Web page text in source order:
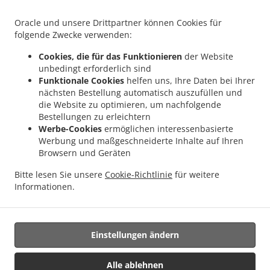
Oracle und unsere Drittpartner können Cookies für
folgende Zwecke verwenden:
Cookies, die für das Funktionieren der Website
unbedingt erforderlich sind
Funktionale Cookies helfen uns, Ihre Daten bei Ihrer
nächsten Bestellung automatisch auszufüllen und
die Website zu optimieren, um nachfolgende
Bestellungen zu erleichtern
Werbe-Cookies ermöglichen interessenbasierte
Werbung und maßgeschneiderte Inhalte auf Ihren
Browsern und Geräten
Bitte lesen Sie unsere Cookie-Richtlinie für weitere
Informationen.
Alle ablehnen
Einstellungen ändern
Rückingen
Indisches Essen Lieferservice Langenselbold Hüttengesäß
Indisches Essen Lieferservice Kahl am Main Großwelzheim
Indisches Essen Lieferservice Ronneburg Neuwiedermuß
.
Indisches Essen
Lieferservice Ronneburg . Indisches Essen Lieferservice Nidderau Ostheim . Indisches
Essen Lieferservice Nidderau Windecken . Indisches Essen Lieferservice Nidderau
Indisches Essen Lieferservice Hammersbach Marköbel . Indisches Essen Lieferservice
Hammersbach Hirzbach . Indisches Essen Lieferservice Hammersbach
Essen Lieferservice Hasselroth Neuenhaßlau
Indisches Essen Lieferservice
Hasselroth
. Indisches Essen Lieferservice Niederrodenbach Oberrodenbach
Freigericht Altenmittlau
Unterstützt von:
https://foodbooking-germany.de Web- und App Shop und
Kassensysteme für Gastronomie